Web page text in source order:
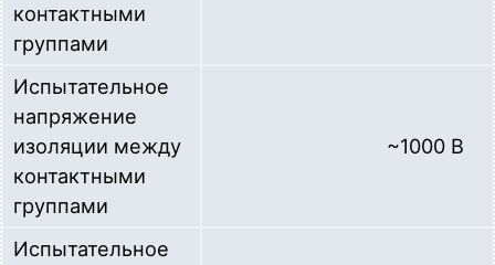
контактными
группами
Испытательное
напряжение
изоляции между
контактными
группами
~1000 В
Испытательное